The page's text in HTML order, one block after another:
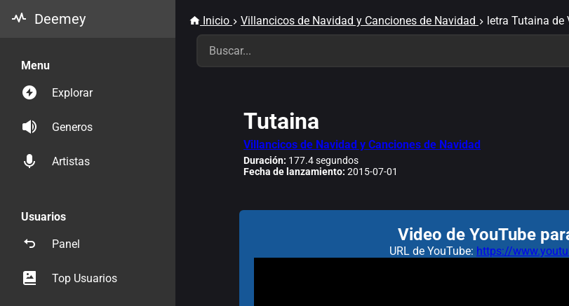
Deemey
Menu
Explorar
Generos
Artistas
Usuarios
Panel
Top Usuarios
Inicio Villancicos de Navidad y Canciones de Navidad letra Tutaina de
Tutaina
Villancicos de Navidad y Canciones de Navidad
Duración: 177.4 segundos
Fecha de lanzamiento: 2015-07-01
Video de YouTube
URL de YouTube: https://